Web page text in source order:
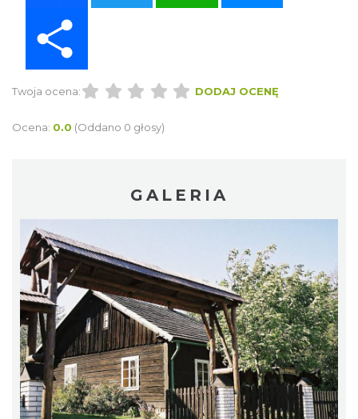
Twoja ocena: DODAJ OCENĘ
Ocena: 0.0 (Oddano 0 głosy)
GALERIA